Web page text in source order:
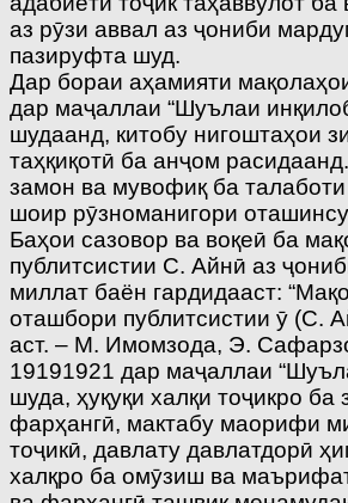
аз рӯзи аввал аз ҷониби
пазируфта шуд.
Дар бораи аҳамияти
дар маҷаллаи “Шуълаи
шудаанд, китобу нигоштаҳои
таҳқиқотӣ ба анҷом
замон ва мувофиқ ба
шоир рӯзноманигори
Баҳои сазовор ва воқеӣ ба
публитсистии С. Айнӣ аз
миллат баён гардидааст:
оташбори публитсистии ӯ (С.
аст. – М. Имомзода, Э.
1919­1921 дар маҷаллаи
шуда, ҳуқуқи халқи тоҷикро ба
фарҳангӣ, мактабу маорифи
тоҷикӣ, давлату давлатдорӣ
халқро ба омӯзиш ва